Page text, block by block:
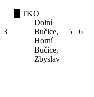
3
TKO
Dolní
Bučice,
Horní
Bučice,
Zbyslav
5 6